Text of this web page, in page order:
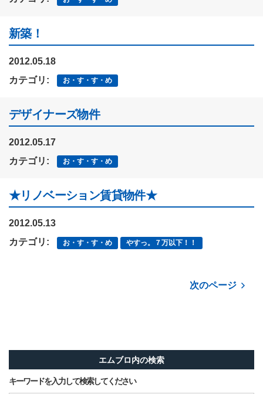
新築！
2012.05.18
カテゴリ:
お・す・す・め
デザイナーズ物件
2012.05.17
カテゴリ:
お・す・す・め
★リノベーション賃貸物件★
2012.05.13
カテゴリ:
お・す・す・め やすっ。７万以下！！
次のページ
エムブロ内の検索
キーワードを入力して検索してください